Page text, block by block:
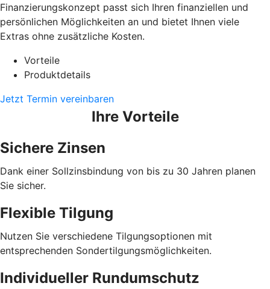
Finanzierungskonzept passt sich Ihren finanziellen und
persönlichen Möglichkeiten an und bietet Ihnen viele
Extras ohne zusätzliche Kosten.
Vorteile
Produktdetails
Jetzt Termin vereinbaren
Ihre Vorteile
Sichere Zinsen
Dank einer Sollzinsbindung von bis zu 30 Jahren planen
Sie sicher.
Flexible Tilgung
Nutzen Sie verschiedene Tilgungsoptionen mit
entsprechenden Sondertilgungsmöglichkeiten.
Individueller Rundumschutz